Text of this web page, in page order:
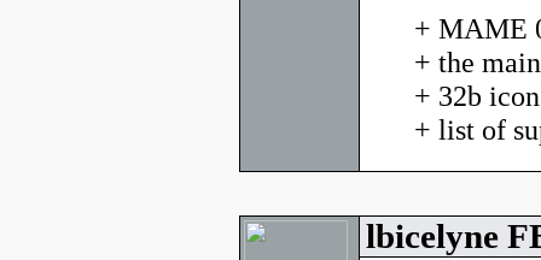
+ MAME
+ the
+ 32b
+ list of
lbicelyne